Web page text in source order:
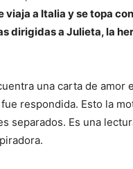
viaja a Italia y se topa
dirigidas a Julieta, la
una carta de amor
respondida. Esto la
separados. Es una